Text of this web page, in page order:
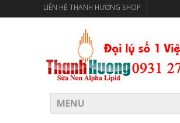
LIÊN HỆ THANH HƯƠNG SHOP
CHO SỨC KHỎE
MENU